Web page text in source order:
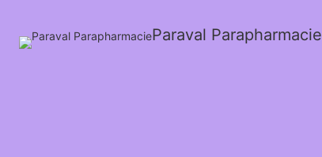
Paraval Parapharmacie